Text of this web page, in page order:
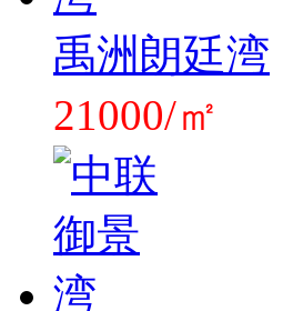
禹洲朗廷湾
21000/㎡